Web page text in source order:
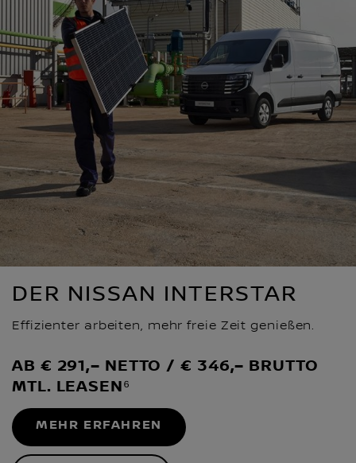
DER NISSAN INTERSTAR
Effizienter arbeiten, mehr freie Zeit genießen.
AB € 291,– NETTO / € 346,– BRUTTO
MTL. LEASEN⁶
MEHR ERFAHREN